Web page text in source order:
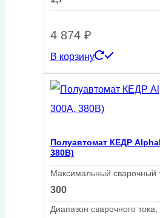
4 874 ₽
В корзину
Полуавтомат КЕДР
380В)
Максимальный сварочный
300
Диапазон сварочного